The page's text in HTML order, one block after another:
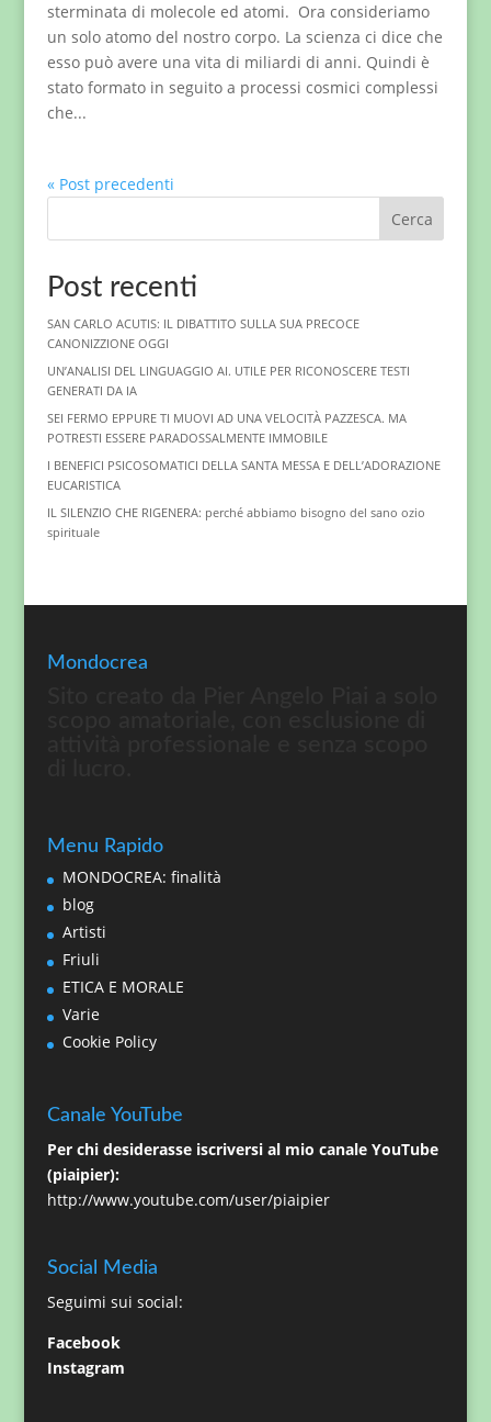
sterminata di molecole ed atomi. Ora consideriamo
un solo atomo del nostro corpo. La scienza ci dice che
esso può avere una vita di miliardi di anni. Quindi è
stato formato in seguito a processi cosmici complessi
che...
« Post precedenti
Cerca
Post recenti
SAN CARLO ACUTIS: IL DIBATTITO SULLA SUA PRECOCE
CANONIZZIONE OGGI
UN’ANALISI DEL LINGUAGGIO AI. UTILE PER RICONOSCERE TESTI
GENERATI DA IA
SEI FERMO EPPURE TI MUOVI AD UNA VELOCITÀ PAZZESCA. MA
POTRESTI ESSERE PARADOSSALMENTE IMMOBILE
I BENEFICI PSICOSOMATICI DELLA SANTA MESSA E DELL’ADORAZIONE
EUCARISTICA
IL SILENZIO CHE RIGENERA: perché abbiamo bisogno del sano ozio
spirituale
Mondocrea
Menu Rapido
MONDOCREA: finalità
blog
Artisti
Friuli
ETICA E MORALE
Varie
Cookie Policy
Canale YouTube
Per chi desiderasse iscriversi al mio canale YouTube
(piaipier):
http://www.youtube.com/user/piaipier
Social Media
Seguimi sui social:
Facebook
Instagram